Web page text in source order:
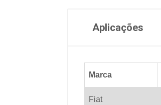
Aplicações
Marca
Fiat